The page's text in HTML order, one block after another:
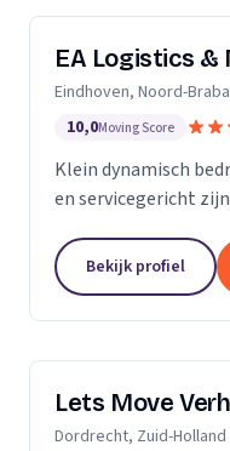
EA Logistics &
Eindhoven, Noord-
10,0Moving Score
Klein dynamisch
en servicegericht
Bekijk profiel
Lets Move
Dordrecht, Zuid-Holland